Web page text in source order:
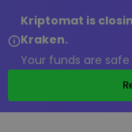
Kriptomat is
Kraken.
Your funds are